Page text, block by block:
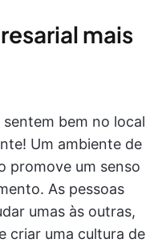
mais
bem no local
Um ambiente de
promove um senso
As pessoas
umas às outras,
criar uma cultura de